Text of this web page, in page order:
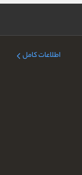
اطلاعات کامل